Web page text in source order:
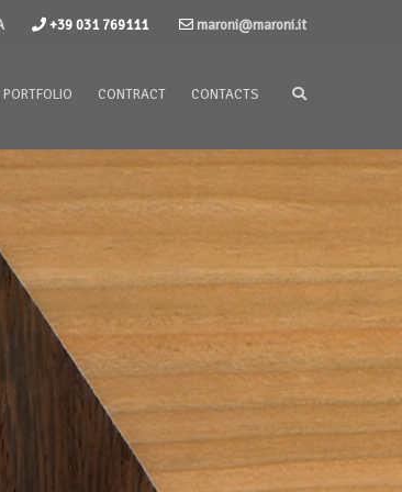
+39 031 769111 maroni@maroni.it
PORTFOLIO CONTRACT CONTACTS